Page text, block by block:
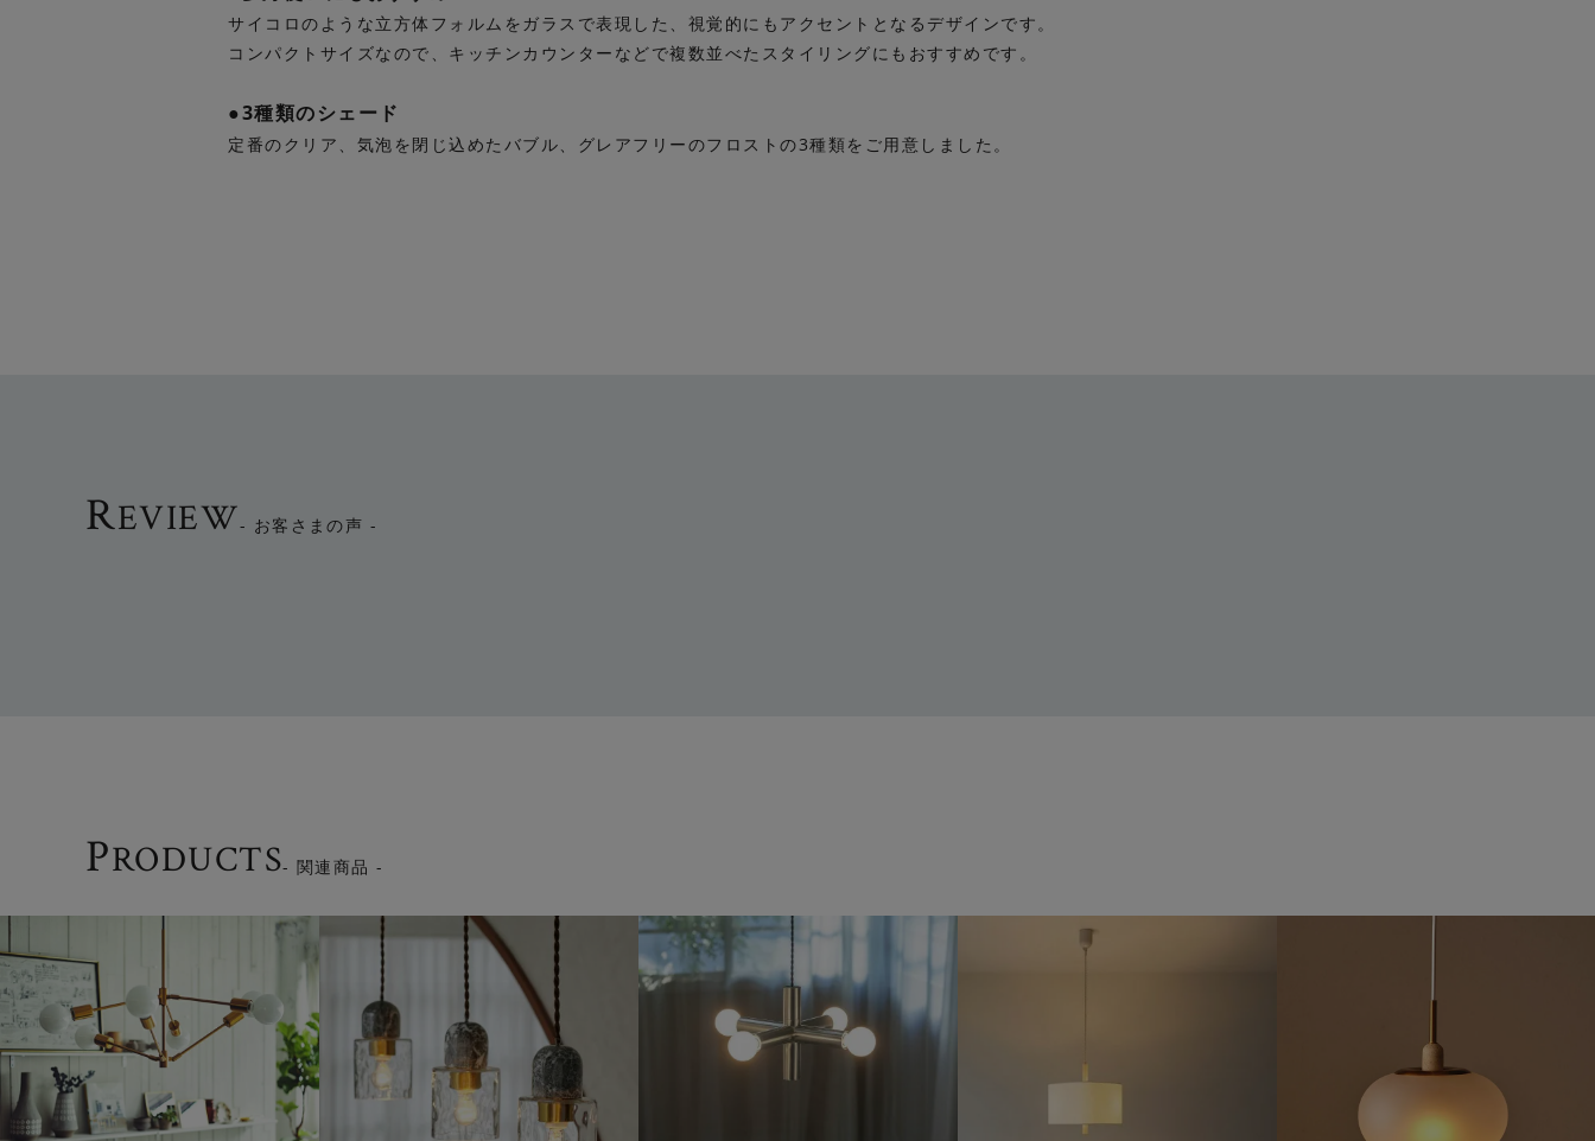
サイコロのような立方体フォルムをガラスで表現した、視覚的にもアクセントとなるデザインです。
コンパクトサイズなので、キッチンカウンターなどで複数並べたスタイリングにもおすすめです。
●3種類のシェード
定番のクリア、気泡を閉じ込めたバブル、グレアフリーのフロストの3種類をご用意しました。
REVIEW- お客さまの声 -
PRODUCTS- 関連商品 -